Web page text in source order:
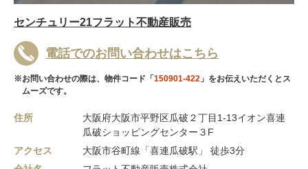
センチュリー21フラット不動産販売
電話でのお問い合わせはこちら
※お問い合わせの際は、物件コード「 150901-422 」をお伝えいただくとス
ムーズです。
住所
大阪府大阪市平野区瓜破２丁目1-13イオン喜連
瓜破ショッピングセンター３F
アクセス
大阪市谷町線「喜連瓜破駅」 徒歩3分